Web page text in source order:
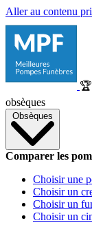
Aller au contenu
🏆
obsèques
Obsèques
Comparer les
Choisir une
Choisir un
Choisir un
Choisir un